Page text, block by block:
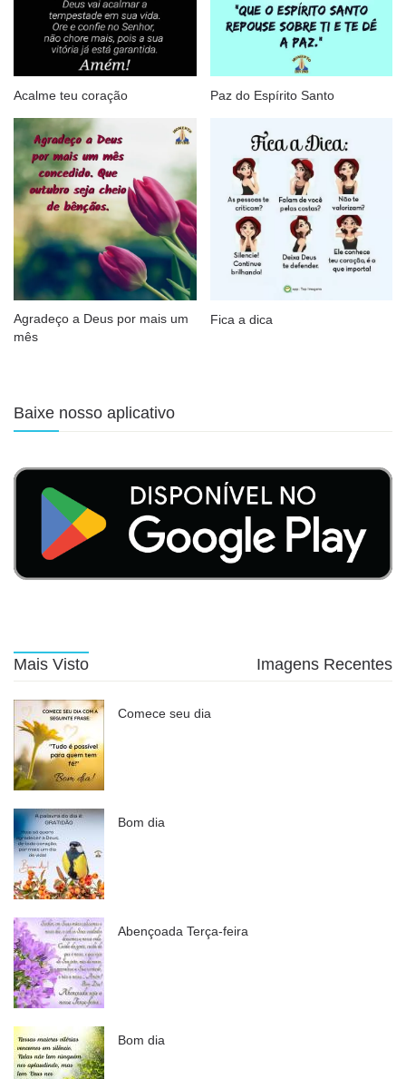
Acalme teu coração Paz do Espírito Santo
Agradeço a Deus por mais um
mês
Fica a dica
Baixe nosso aplicativo
Mais Visto Imagens Recentes
Comece seu dia
Bom dia
Abençoada Terça-feira
Bom dia